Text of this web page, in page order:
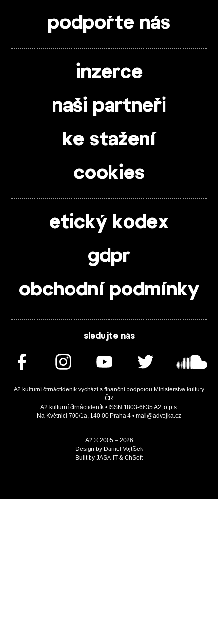
podpořte nás
inzerce
naši partneři
ke stažení
cookies
etický kodex
gdpr
obchodní podmínky
sledujte nás
A2 kulturní čtrnáctideník vychází s finanční podporou Ministerstva kultury
ČR
A2 kulturní čtrnáctideník • ISSN 1803-6635 A2, o.p.s.
Na Květnici 700/1a, 140 00 Praha 4 • mail@advojka.cz
A2 © 2005 – 2026
Design by Daniel Vojtíšek
Built by JASA-IT & ChSoft